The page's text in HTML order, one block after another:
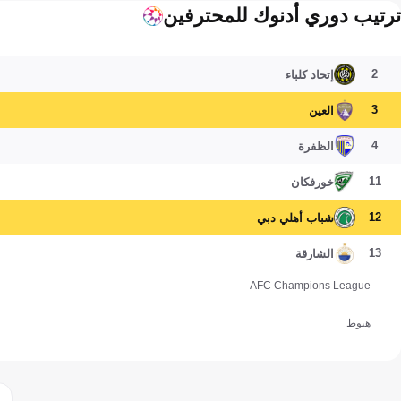
ترتيب دوري أدنوك للمحترفين
2 إتحاد كلباء
3 العين
4 الظفرة
11 خورفكان
12 شباب أهلي دبي
13 الشارقة
AFC Champions League
هبوط